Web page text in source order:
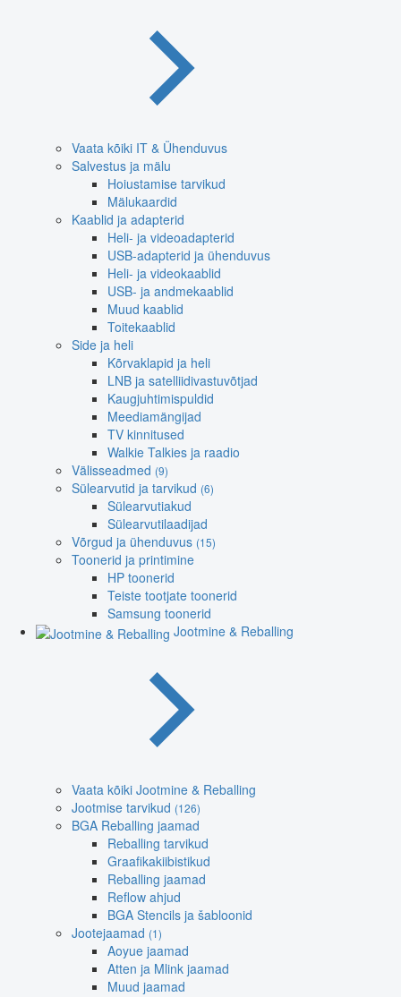
Vaata kõiki IT & Ühenduvus
Salvestus ja mälu
Hoiustamise tarvikud
Mälukaardid
Kaablid ja adapterid
Heli- ja videoadapterid
USB-adapterid ja ühenduvus
Heli- ja videokaablid
USB- ja andmekaablid
Muud kaablid
Toitekaablid
Side ja heli
Kõrvaklapid ja heli
LNB ja satelliidivastuvõtjad
Kaugjuhtimispuldid
Meediamängijad
TV kinnitused
Walkie Talkies ja raadio
Välisseadmed (9)
Sülearvutid ja tarvikud (6)
Sülearvutiakud
Sülearvutilaadijad
Võrgud ja ühenduvus (15)
Toonerid ja printimine
HP toonerid
Teiste tootjate toonerid
Samsung toonerid
Jootmine & Reballing
Vaata kõiki Jootmine & Reballing
Jootmise tarvikud (126)
BGA Reballing jaamad
Reballing tarvikud
Graafikakiibistikud
Reballing jaamad
Reflow ahjud
BGA Stencils ja šabloonid
Jootejaamad (1)
Aoyue jaamad
Atten ja Mlink jaamad
Muud jaamad